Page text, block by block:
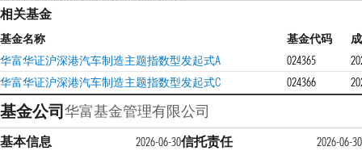
相关基金
基金名称 基金代码
华富华证沪深港汽车制造主题指数型发起式A
024365
华富华证沪深港汽车制造主题指数型发起式C
024366
基金公司华富基金管理有限公司
基本信息 2026-06-30信托责任 2026-06-30